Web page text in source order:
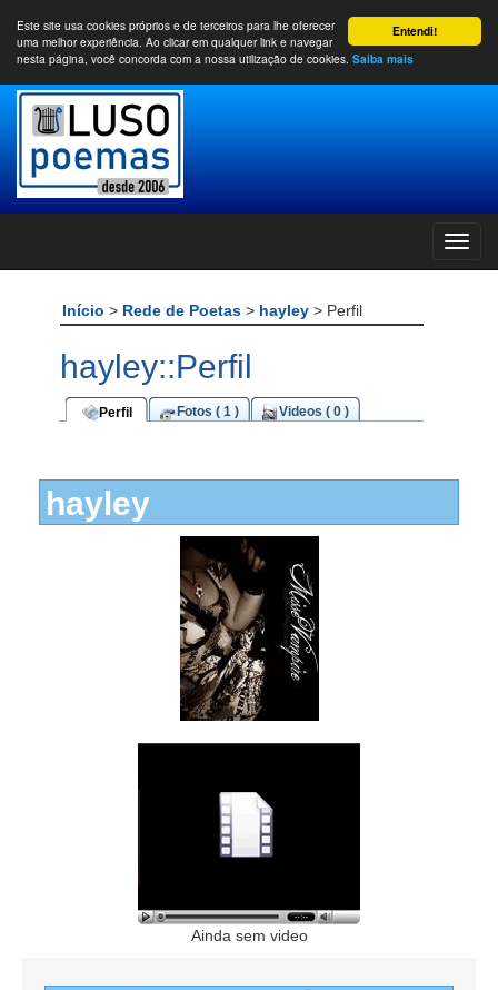
Entendi!
Este site usa cookies próprios e de terceiros para lhe oferecer
uma melhor experiência. Ao clicar em qualquer link e navegar
nesta página, você concorda com a nossa utilização de cookies. Saiba mais
Início > Rede de Poetas > hayley > Perfil
hayley::Perfil
Perfil Fotos ( 1 ) Videos ( 0 )
hayley
Ainda sem video